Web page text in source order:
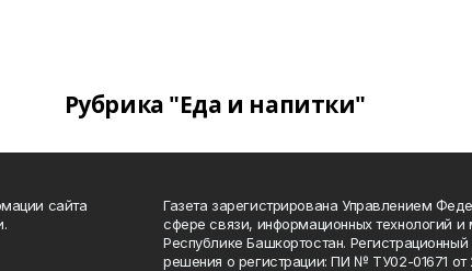
Рубрика "Еда и напитки"
сайта
Газета зарегистрирована Управлением
сфере связи, информационных технологий
Республике Башкортостан.
решения о регистрации: ПИ № ТУ02-01671 от